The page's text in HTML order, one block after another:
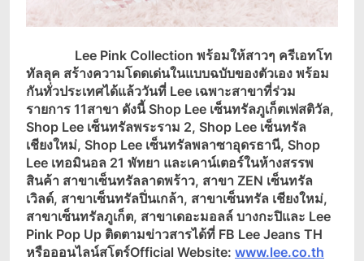
Lee Pink Collection พร้อมให้สาวๆ ครีเอทโท
ทัลลุค สร้างความโดดเด่นในแบบฉบับของตัวเอง พร้อม
กันทั่วประเทศได้แล้ววันที่ Lee เฉพาะสาขาที่ร่วม
รายการ 11สาขา ดังนี้ Shop Lee เซ็นทรัลภูเก็ตเฟสติวัล,
Shop Lee เซ็นทรัลพระราม 2, Shop Lee เซ็นทรัล
เชียงใหม่, Shop Lee เซ็นทรัลพลาซาอุดรธานี, Shop
Lee เทอมินอล 21 พัทยา และเคาน์เตอร์ในห้างสรรพ
สินค้า สาขาเซ็นทรัลลาดพร้าว, สาขา ZEN เซ็นทรัล
เวิลด์, สาขาเซ็นทรัลปิ่นเกล้า, สาขาเซ็นทรัล เชียงใหม่,
สาขาเซ็นทรัลภูเก็ต, สาขาเดอะมอลล์ บางกะปิและ Lee
Pink Pop Up ติดตามข่าวสารได้ที่ FB Lee Jeans TH
หรือออนไลน์สโตร์Official Website: www.lee.co.th